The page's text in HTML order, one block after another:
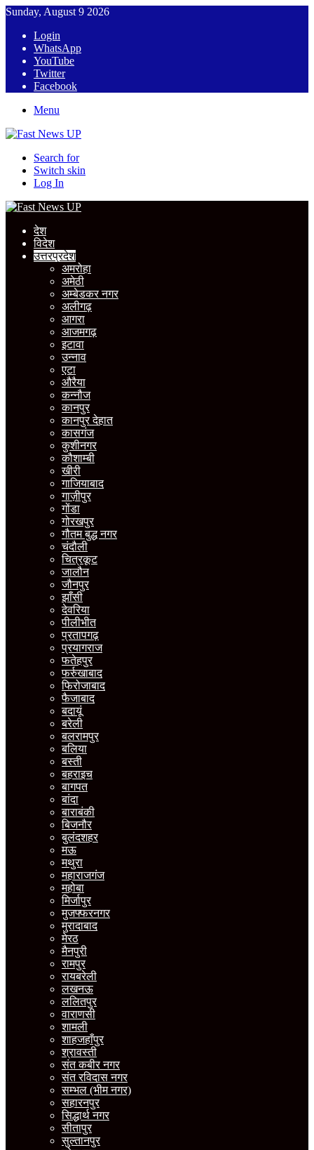
Sunday, August 9 2026
Login
WhatsApp
YouTube
Twitter
Facebook
Menu
Search for
Switch skin
Log In
देश
विदेश
उत्तरप्रदेश
अमरोहा
अमेठी
अम्बेडकर नगर
अलीगढ़
आगरा
आजमगढ़
इटावा
उन्नाव
एटा
औरैया
कन्नौज
कानपुर
कानपुर देहात
कासगंज
कुशीनगर
कौशाम्बी
खीरी
गाजियाबाद
गाज़ीपुर
गोंडा
गोरखपुर
गौतम बुद्ध नगर
चंदौली
चित्रकूट
जालौन
जौनपुर
झाँसी
देवरिया
पीलीभीत
प्रतापगढ़
प्रयागराज
फतेहपुर
फर्रुखाबाद
फिरोजाबाद
फैजाबाद
बदायूं
बरेली
बलरामपुर
बलिया
बस्ती
बहराइच
बागपत
बांदा
बाराबंकी
बिजनौर
बुलंदशहर
मऊ
मथुरा
महाराजगंज
महोबा
मिर्जापुर
मुजफ्फरनगर
मुरादाबाद
मेरठ
मैनपुरी
रामपुर
रायबरेली
लखनऊ
ललितपुर
वाराणसी
शामली
शाहजहाँपुर
श्रावस्ती
संत कबीर नगर
संत रविदास नगर
सम्भल (भीम नगर)
सहारनपुर
सिद्धार्थ नगर
सीतापुर
सुल्तानपुर